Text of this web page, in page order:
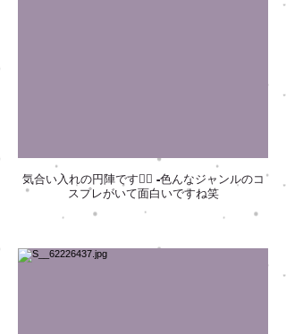
気合い入れの円陣です✊🏻 -色んなジャンルのコ
スプレがいて面白いですね笑